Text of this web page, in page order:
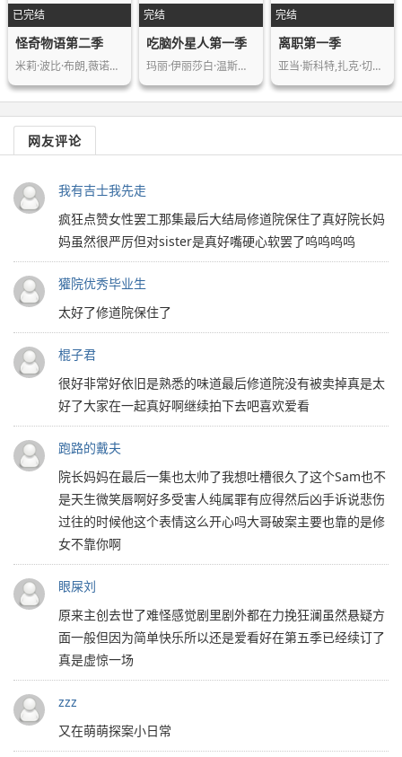
已完结
怪奇物语第二季
米莉·波比·布朗,薇诺娜·瑞德,大卫·…
完结
吃脑外星人第一季
玛丽·伊丽莎白·温斯特德,艾伦·特维…
完结
离职第一季
亚当·斯科特,扎克·切利,布丽特·洛薇…
网友评论
我有吉士我先走
疯狂点赞女性罢工那集最后大结局修道院保住了真好院长妈
妈虽然很严厉但对sister是真好嘴硬心软罢了呜呜呜呜
獾院优秀毕业生
太好了修道院保住了
棍子君
很好非常好依旧是熟悉的味道最后修道院没有被卖掉真是太
好了大家在一起真好啊继续拍下去吧喜欢爱看
跑路的戴夫
院长妈妈在最后一集也太帅了我想吐槽很久了这个Sam也不
是天生微笑唇啊好多受害人纯属罪有应得然后凶手诉说悲伤
过往的时候他这个表情这么开心吗大哥破案主要也靠的是修
女不靠你啊
眼屎刘
原来主创去世了难怪感觉剧里剧外都在力挽狂澜虽然悬疑方
面一般但因为简单快乐所以还是爱看好在第五季已经续订了
真是虚惊一场
zzz
又在萌萌探案小日常